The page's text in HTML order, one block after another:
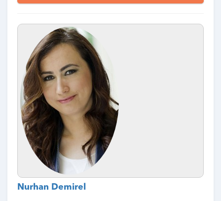
Nurhan Demirel